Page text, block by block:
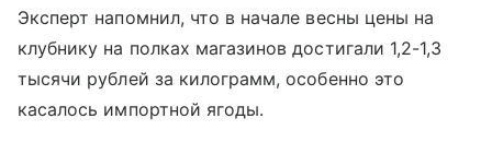
Эксперт напомнил, что в начале весны цены на
клубнику на полках магазинов достигали 1,2-1,3
тысячи рублей за килограмм, особенно это
касалось импортной ягоды.